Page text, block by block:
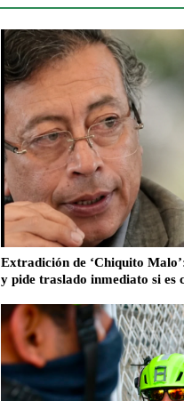
Extradición de ‘Chiquito
y pide traslado inmediato si es